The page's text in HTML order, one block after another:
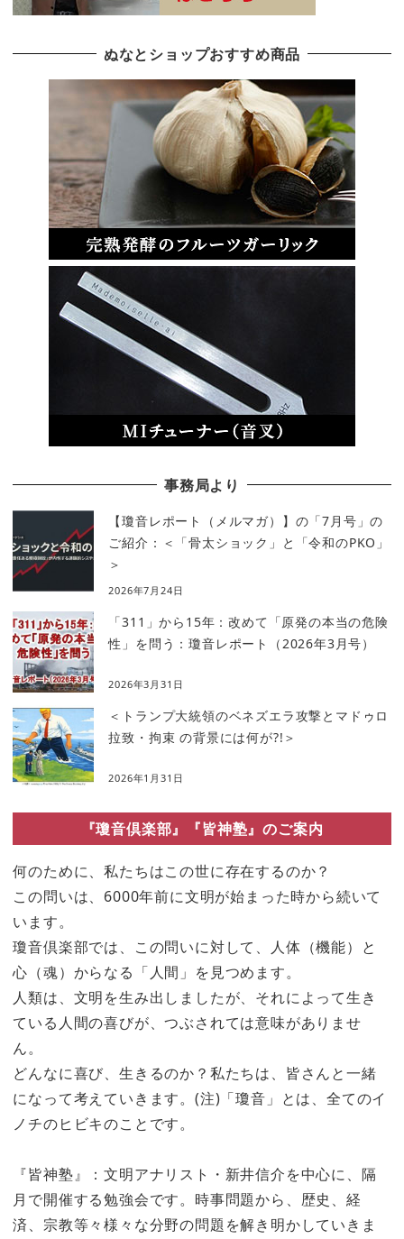
ぬなとショップおすすめ商品
事務局より
【瓊音レポート（メルマガ）】の「7月号」の
ご紹介：＜「骨太ショック」と「令和のPKO」
＞
2026年7月24日
「311」から15年：改めて「原発の本当の危険
性」を問う：瓊音レポート（2026年3月号）
2026年3月31日
＜トランプ大統領のベネズエラ攻撃とマドゥロ
拉致・拘束 の背景には何が?!＞
2026年1月31日
『瓊音倶楽部』『皆神塾』のご案内
何のために、私たちはこの世に存在するのか？
この問いは、6000年前に文明が始まった時から続いて
います。
瓊音倶楽部では、この問いに対して、人体（機能）と
心（魂）からなる「人間」を見つめます。
人類は、文明を生み出しましたが、それによって生き
ている人間の喜びが、つぶされては意味がありませ
ん。
どんなに喜び、生きるのか？私たちは、皆さんと一緒
になって考えていきます。(注)「瓊音」とは、全てのイ
ノチのヒビキのことです。
『皆神塾』：文明アナリスト・新井信介を中心に、隔
月で開催する勉強会です。時事問題から、歴史、経
済、宗教等々様々な分野の問題を解き明かしていきま